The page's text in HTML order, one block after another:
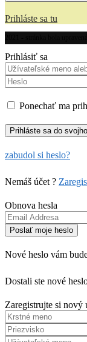
Prihláste sa tu
Prihlásiť sa
Ponechať ma
zabudol si heslo?
Nemáš účet ?
Obnova hesla
Nové heslo vám
Dostali ste nové
Zaregistrujte si nový